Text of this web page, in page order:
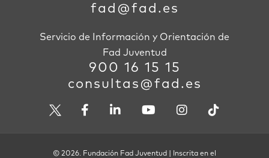
fad@fad.es
Servicio de Información y Orientación de
Fad Juventud
900 16 15 15
consultas@fad.es
© 2026. Fundación Fad Juventud | Inscrita en el